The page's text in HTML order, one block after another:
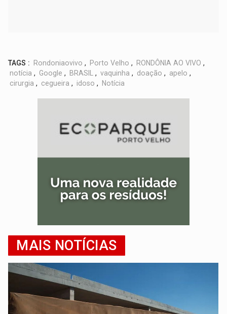
TAGS : Rondoniaovivo , Porto Velho , RONDÔNIA AO VIVO ,
notícia , Google , BRASIL , vaquinha , doação , apelo ,
cirurgia , cegueira , idoso , Notícia
MAIS NOTÍCIAS